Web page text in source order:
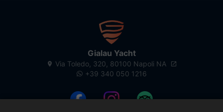
Gialau Yacht
Via Toledo, 320, 80100 Napoli NA
+39 340 050 1216